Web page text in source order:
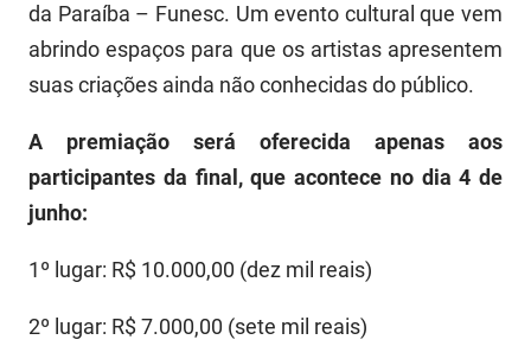
da Paraíba – Funesc. Um evento cultural que vem
abrindo espaços para que os artistas apresentem
suas criações ainda não conhecidas do público.
A premiação será oferecida apenas aos
participantes da final, que acontece no dia 4 de
junho:
1º lugar: R$ 10.000,00 (dez mil reais)
2º lugar: R$ 7.000,00 (sete mil reais)